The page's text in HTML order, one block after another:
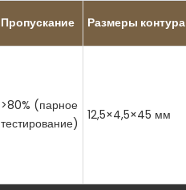
Пропускание Размеры контура
>80% (парное
тестирование)
12,5×4,5×45 мм